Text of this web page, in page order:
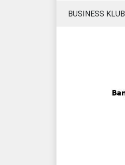
BUSINESS KLUB